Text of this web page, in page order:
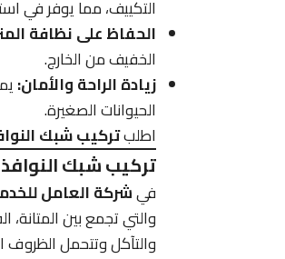
التكييف، مما يوفر في
الحفاظ على نظافة
الخفيف من الخارج.
زيادة الراحة والأمان:
الحيوانات الصغيرة.
اطلبتركيب شبك
تركيب شبك
فيشركة العامل
والتي تجمع بين
والتآكل وتتحمل